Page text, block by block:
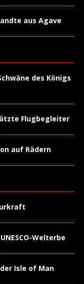
aus Agave
des Königs
Flugbegleiter
auf Rädern
Welterbe
Isle of Man